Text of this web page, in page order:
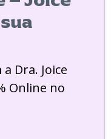
Dra. Joice
Online no